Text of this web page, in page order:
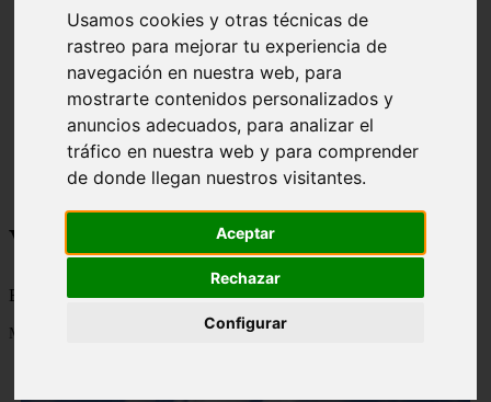
Usamos cookies y otras técnicas de
rastreo para mejorar tu experiencia de
navegación en nuestra web, para
mostrarte contenidos personalizados y
anuncios adecuados, para analizar el
tráfico en nuestra web y para comprender
de donde llegan nuestros visitantes.
Aceptar
Rechazar
Configurar
carmen
category
destinos
gijon
lanzarote
live
monumentos
naturaleza
san
tenerife
Viajes a la Patagonia
Blog sobre la Patagonia en particular y sobre turismo en general
Mostrando 1 - 24 de 480 artículos